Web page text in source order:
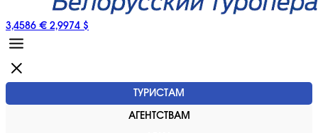
3,4586 € 2,9974 $
ТУРИСТАМ
АГЕНТСТВАМ